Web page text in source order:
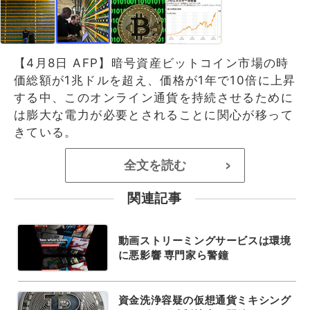
【4月8日 AFP】暗号資産ビットコイン市場の時
価総額が1兆ドルを超え、価格が1年で10倍に上昇
する中、このオンライン通貨を持続させるために
は膨大な電力が必要とされることに関心が移って
きている。
全文を読む >
関連記事
動画ストリーミングサービスは環境
に悪影響 専門家ら警鐘
資金洗浄容疑の仮想通貨ミキシング